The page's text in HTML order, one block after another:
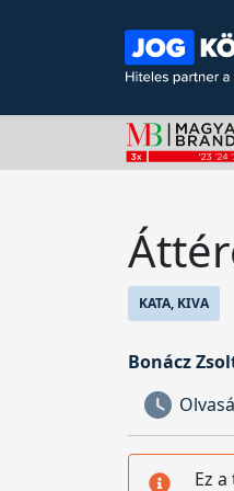
KATA, KIVA
Bonácz
Ez